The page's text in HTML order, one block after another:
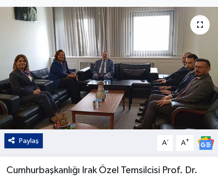
Paylaş A- A+
Cumhurbaşkanlığı Irak Özel Temsilcisi Prof. Dr.
Kültür - Sanat